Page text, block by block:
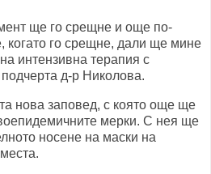
ще го срещне и още по-
когато го срещне, дали ще мине
интензивна терапия с
д-р Николова.
нова заповед, с която още ще
мерки. С нея ще
носене на маски на